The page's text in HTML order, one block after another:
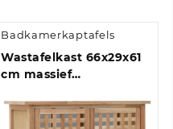
Badkamerkaptafels
Wastafelkast 66x29x61
cm massief